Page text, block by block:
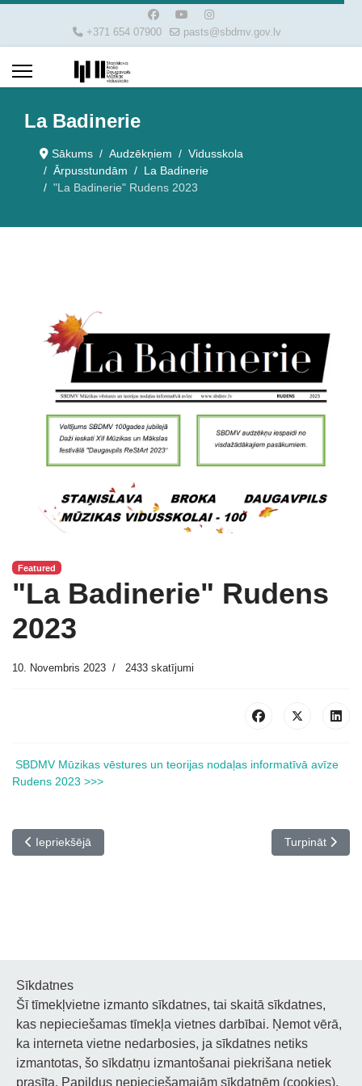
+371 654 07900 pasts@sbdmv.gov.lv
La Badinerie
Sākums Audzēkņiem
Vidusskola
Ārpusstundām
La Badinerie
"La Badinerie" Rudens 2023
Featured
"La Badinerie" Rudens
2023
10. Novembris 2023 2433 skatījumi
SBDMV Mūzikas vēstures un teorijas nodaļas informatīvā avīze
Rudens 2023 >>>
Iepriekšējais raksts: "La Badinerie" NOVEMBRIS - DECEMBRIS
Iepriekšējā Nākamais
Turpināt
Noderīgi
Privātuma politika
Sīkdatnes
Šī tīmekļvietne izmanto sīkdatnes, tai skaitā sīkdatnes,
kas nepieciešamas tīmekļa vietnes darbībai. Ņemot vērā,
ka interneta vietne nedarbosies, ja sīkdatnes netiks
izmantotas, šo sīkdatņu izmantošanai piekrišana netiek
prasīta. Papildus nepieciešamajām sīkdatnēm (cookies),